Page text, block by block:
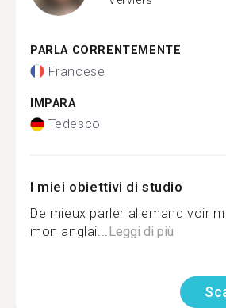
PARLA CORRENTEMENTE
Francese
IMPARA
Tedesco
I miei obiettivi di studio
De mieux parler allemand voir
mon anglai...Leggi di più